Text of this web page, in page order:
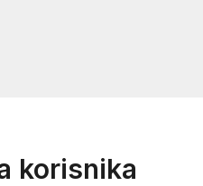
korisnika